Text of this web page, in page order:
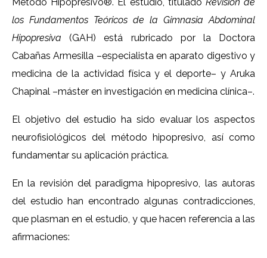
Método Hipopresivo®. El estudio, titulado Revisión de
los Fundamentos Teóricos de la Gimnasia Abdominal
Hipopresiva (GAH) está rubricado por la Doctora
Cabañas Armesilla –especialista en aparato digestivo y
medicina de la actividad física y el deporte– y Aruka
Chapinal –máster en investigación en medicina clínica–.
El objetivo del estudio ha sido evaluar los aspectos
neurofisiológicos del método hipopresivo, así como
fundamentar su aplicación práctica.
En la revisión del paradigma hipopresivo, las autoras
del estudio han encontrado algunas contradicciones,
que plasman en el estudio, y que hacen referencia a las
afirmaciones: